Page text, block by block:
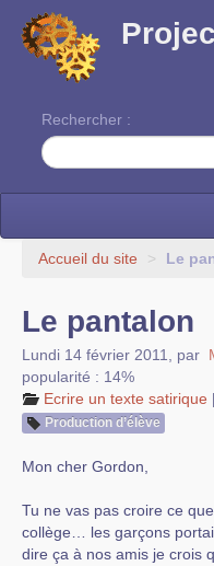
Rechercher :
La ruche
Cinéma
EDITO
Accueil du site > Le
Le pantalon
Lundi 14 février 2011 par
popularité : 14%
Ecrire un texte satirique |
Production d’élève
Mon cher Gordon,
Tu ne vas pas croire ce
collège… les garçons
dire ça à nos amis je crois